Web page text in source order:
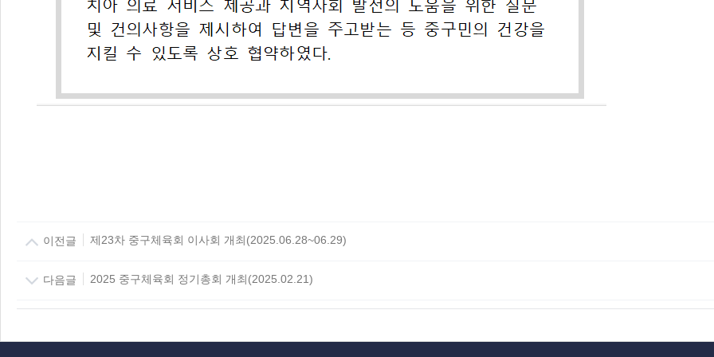
이전글 제23차 중구체육회 이사회 개최(2025.06.28~06.29)
다음글 2025 중구체육회 정기총회 개최(2025.02.21)